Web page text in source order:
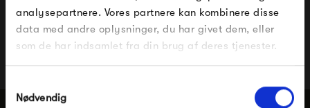
analysepartnere. Vores partnere kan kombinere disse
data med andre oplysninger, du har givet dem, eller
som de har indsamlet fra din brug af deres tjenester.
Nødvendig
Pssst.. Følg med påFacebook ,Instagramog
nyhedsbrev
Nye designs, inspiration og eksklusive tilbud
Indtast din e-mail, så sender vi rabatkoden til dig på
mail. Minimumsbeløb er 499 kr. for at indløse
rabatten.
Gælder ikke på produkter fra Fermob, File Under